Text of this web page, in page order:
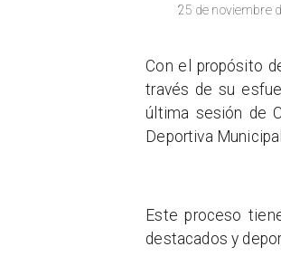
25 de noviembre
Con el propósito
través de su
última sesión de
Deportiva
Este proceso
destacados y